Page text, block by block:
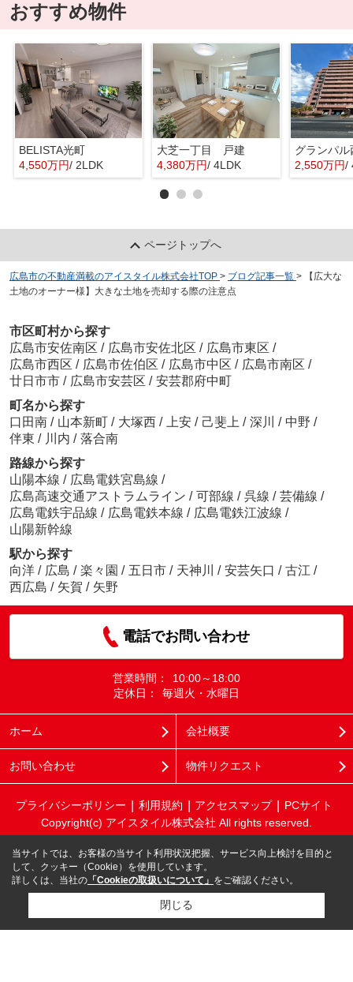
おすすめ物件
BELISTA光町
4,550万円/ 2LDK
大芝一丁目 戸建
4,380万円/ 4LDK
グランパル
2,550万円/
ページトップへ
広島市の不動産満載のアイスタイル株式会社TOP > ブログ記事一覧 >
【広大な
土地のオーナー様】大きな土地を売却する際の注意点
市区町村から探す
広島市安佐南区 / 広島市安佐北区 / 広島市東区 /
広島市西区 / 広島市佐伯区 / 広島市中区 / 広島市南区 /
廿日市市 / 広島市安芸区 / 安芸郡府中町
町名から探す
口田南 / 山本新町 / 大塚西 / 上安 / 己斐上 / 深川 / 中野 /
伴東 / 川内 / 落合南
路線から探す
山陽本線 / 広島電鉄宮島線 /
広島高速交通アストラムライン / 可部線 / 呉線 / 芸備線 /
広島電鉄宇品線 / 広島電鉄本線 / 広島電鉄江波線 /
山陽新幹線
駅から探す
向洋 / 広島 / 楽々園 / 五日市 / 天神川 / 安芸矢口 / 古江 /
西広島 / 矢賀 / 矢野
電話でお問い合わせ
営業時間：
10:00～18:00
定休日：
毎週火・水曜日
ホーム 会社概要
お問い合わせ 物件リクエスト
プライバシーポリシー 利用規約 アクセスマップ
PCサイト
Copyright(c) アイスタイル株式会社 All rights reserved.
当サイトでは、お客様の当サイト利用状況把握、サービス向上検討を目的と
して、クッキー（Cookie）を使用しています。
詳しくは、当社の 「Cookieの取扱いについて」 をご確認ください。
閉じる